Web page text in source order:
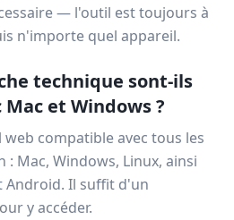
— l'outil est toujours à
n'importe quel appareil.
technique sont-ils
et Windows ?
web compatible avec tous les
Mac, Windows, Linux, ainsi
Android. Il suffit d'un
y accéder.